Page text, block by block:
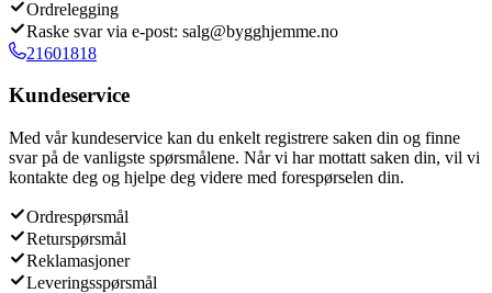
Ordrelegging
Raske svar via e-post: salg@bygghjemme.no
21601818
Kundeservice
Med vår kundeservice kan du enkelt registrere saken din og finne
svar på de vanligste spørsmålene. Når vi har mottatt saken din, vil vi
kontakte deg og hjelpe deg videre med forespørselen din.
Ordrespørsmål
Returspørsmål
Reklamasjoner
Leveringsspørsmål